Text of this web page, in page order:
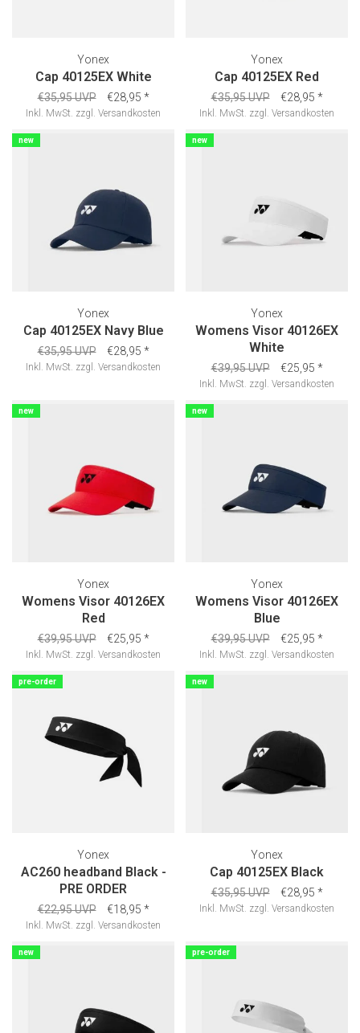
Yonex
Cap 40125EX White
€35,95 UVP €28,95 *
Inkl. MwSt. zzgl. Versandkosten
Yonex
Cap 40125EX Red
€35,95 UVP €28,95 *
Inkl. MwSt. zzgl. Versandkosten
new
Yonex
Cap 40125EX Navy Blue
€35,95 UVP €28,95 *
Inkl. MwSt. zzgl. Versandkosten
new
Yonex
Womens Visor 40126EX
White
€39,95 UVP €25,95 *
Inkl. MwSt. zzgl. Versandkosten
new
Yonex
Womens Visor 40126EX
Red
€39,95 UVP €25,95 *
Inkl. MwSt. zzgl. Versandkosten
new
Yonex
Womens Visor 40126EX
Blue
€39,95 UVP €25,95 *
Inkl. MwSt. zzgl. Versandkosten
pre-order
Yonex
AC260 headband Black -
PRE ORDER
€22,95 UVP €18,95 *
Inkl. MwSt. zzgl. Versandkosten
new
Yonex
Cap 40125EX Black
€35,95 UVP €28,95 *
Inkl. MwSt. zzgl. Versandkosten
new pre-order